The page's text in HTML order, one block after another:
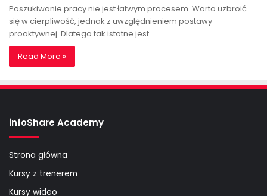
Poszukiwanie pracy nie jest łatwym procesem. Warto uzbroić
się w cierpliwość, jednak z uwzględnieniem postawy
proaktywnej. Dlatego tak istotne jest…
Read More »
infoShare Academy
Strona główna
Kursy z trenerem
Kursy wideo